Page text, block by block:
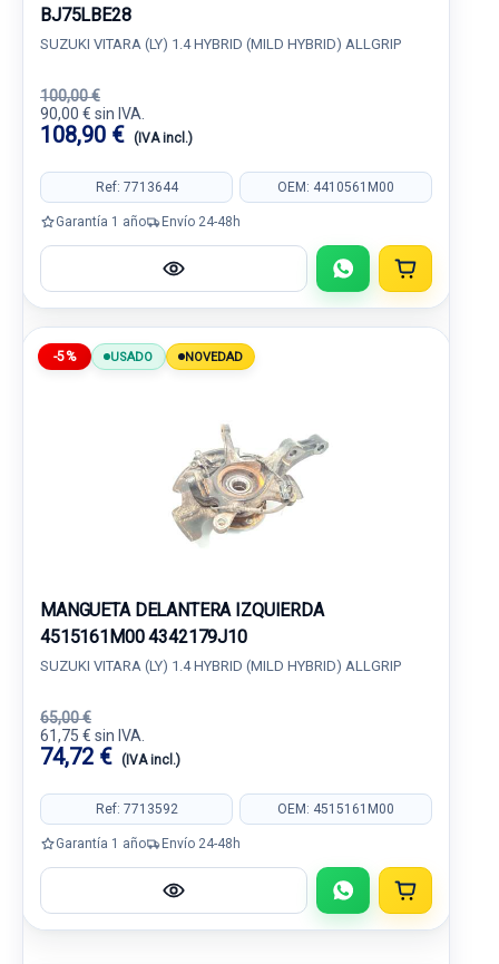
BJ75LBE28
SUZUKI VITARA (LY) 1.4 HYBRID (MILD HYBRID) ALLGRIP
100,00 €
90,00 € sin IVA.
108,90 € (IVA incl.)
Ref: 7713644 OEM: 4410561M00
Garantía 1 año Envío 24-48h
-5% USADO NOVEDAD
MANGUETA DELANTERA IZQUIERDA
4515161M00 4342179J10
SUZUKI VITARA (LY) 1.4 HYBRID (MILD HYBRID) ALLGRIP
65,00 €
61,75 € sin IVA.
74,72 € (IVA incl.)
Ref: 7713592 OEM: 4515161M00
Garantía 1 año Envío 24-48h